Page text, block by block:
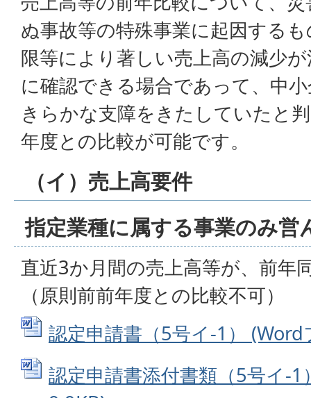
ぬ事故等の特殊事業に起因する
限等により著しい売上高の減少
に確認できる場合であって、中
きらかな支障をきたしていたと
年度との比較が可能です。
（イ）売上高要件
指定業種に属する事業のみ営
直近3か月間の売上高等が、前年
（原則前前年度との比較不可）
認定申請書（5号イ-1）
認定申請書添付書類（5号イ-